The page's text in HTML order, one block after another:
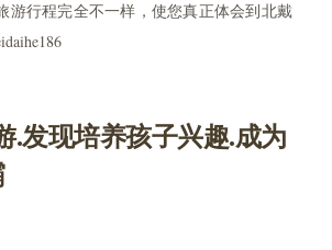
游行程完全不一样，使您真正体会到北戴
.发现培养孩子兴趣.成为